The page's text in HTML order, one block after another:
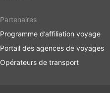
Partenaires
Programme d’affiliation voyage
Portail des agences de voyages
Opérateurs de transport